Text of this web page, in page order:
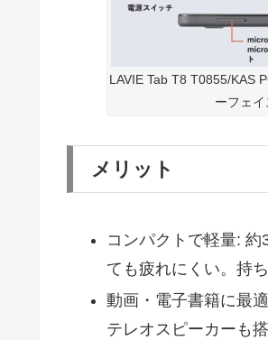
LAVIE Tab T8 T0855/KAS
ーフェイ
メリット
コンパクトで軽量:
ても疲れにくい。持
動画・電子書籍に最
テレオスピーカーも